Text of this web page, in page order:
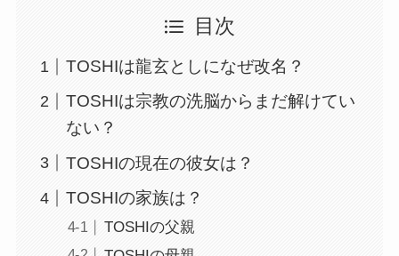
目次
TOSHIは龍玄としになぜ改名？
TOSHIは宗教の洗脳からまだ解けてい
ない？
TOSHIの現在の彼女は？
TOSHIの家族は？
TOSHIの父親